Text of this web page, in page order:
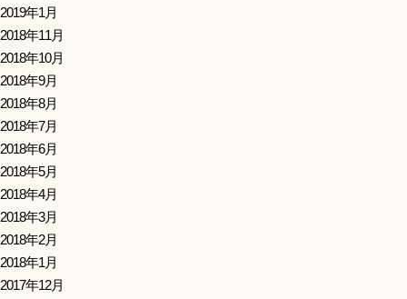
2019年1月
2018年11月
2018年10月
2018年9月
2018年8月
2018年7月
2018年6月
2018年5月
2018年4月
2018年3月
2018年2月
2018年1月
2017年12月